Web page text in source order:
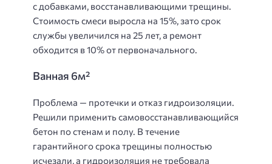
с добавками, восстанавливающими трещины.
Стоимость смеси выросла на 15%, зато срок
службы увеличился на 25 лет, а ремонт
обходится в 10% от первоначального.
Ванная 6м²
Проблема — протечки и отказ гидроизоляции.
Решили применить самовосстанавливающийся
бетон по стенам и полу. В течение
гарантийного срока трещины полностью
исчезали, а гидроизоляция не требовала